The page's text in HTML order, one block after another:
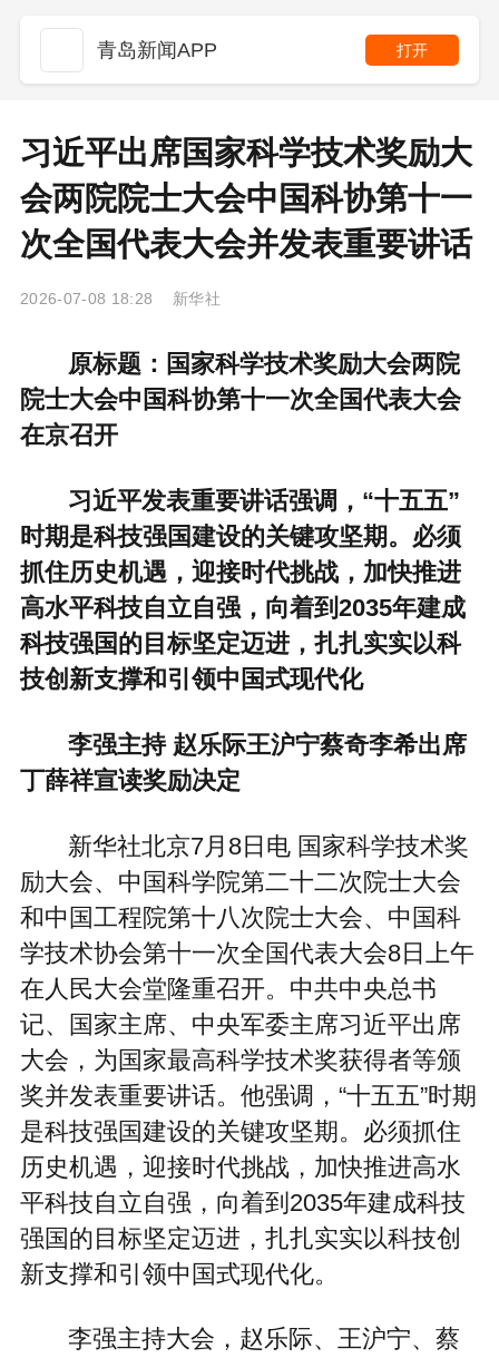
青岛新闻APP 打开
习近平出席国家科学技术奖励大
会两院院士大会中国科协第十一
次全国代表大会并发表重要讲话
2026-07-08 18:28 新华社
原标题：国家科学技术奖励大会两院
院士大会中国科协第十一次全国代表大会
在京召开
习近平发表重要讲话强调，“十五五”
时期是科技强国建设的关键攻坚期。必须
抓住历史机遇，迎接时代挑战，加快推进
高水平科技自立自强，向着到2035年建成
科技强国的目标坚定迈进，扎扎实实以科
技创新支撑和引领中国式现代化
李强主持 赵乐际王沪宁蔡奇李希出席
丁薛祥宣读奖励决定
新华社北京7月8日电 国家科学技术奖
励大会、中国科学院第二十二次院士大会
和中国工程院第十八次院士大会、中国科
学技术协会第十一次全国代表大会8日上午
在人民大会堂隆重召开。中共中央总书
记、国家主席、中央军委主席习近平出席
大会，为国家最高科学技术奖获得者等颁
奖并发表重要讲话。他强调，“十五五”时期
是科技强国建设的关键攻坚期。必须抓住
历史机遇，迎接时代挑战，加快推进高水
平科技自立自强，向着到2035年建成科技
强国的目标坚定迈进，扎扎实实以科技创
新支撑和引领中国式现代化。
李强主持大会，赵乐际、王沪宁、蔡